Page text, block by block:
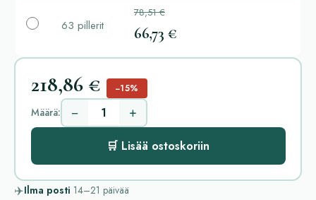
63 pillerit
78,51 €
66,73 €
218,86 € −15%
Määrä: − +
🛒 Lisää ostoskoriin
✈️Ilma posti 14–21 päivää